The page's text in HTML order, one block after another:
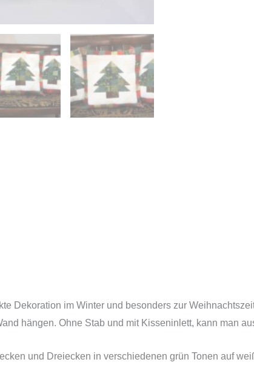
Dekoration im Winter und besonders zur
hängen. Ohne Stab und mit Kisseninlett, kann man
und Dreiecken in verschiedenen grün Tonen auf